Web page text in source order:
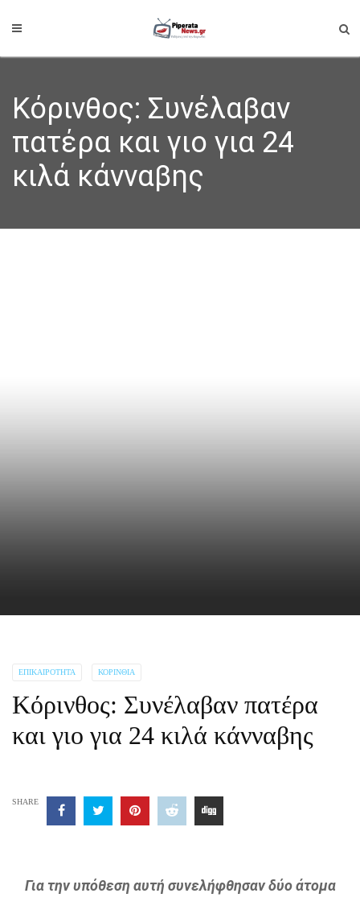
Κόρινθος: Συνέλαβαν
πατέρα και γιο για 24
κιλά κάνναβης
ΕΠΙΚΑΙΡΌΤΗΤΑ ΚΟΡΙΝΘΊΑ
Κόρινθος: Συνέλαβαν πατέρα
και γιο για 24 κιλά κάνναβης
SHARE
Για την υπόθεση αυτή συνελήφθησαν δύο άτομα